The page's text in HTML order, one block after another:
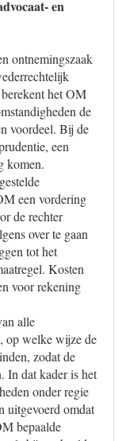
en
ontnemingszaak
het OM
de
voordeel. Bij de
een
komen.
een vordering
de rechter
over te gaan
tot het
Kosten
voor rekening
alle
op welke wijze de
zodat de
In dat kader is het
onder regie
uitgevoerd omdat
bepaalde